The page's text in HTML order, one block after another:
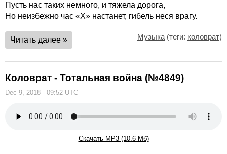
Пусть нас таких немного, и тяжела дорога,
Но неизбежно час «Х» настанет, гибель неся врагу.
Читать далее » Музыка(теги: коловрат)
Коловрат - Тотальная война (№4849)
Dec 9, 2018 - 09:52 UTC
Скачать MP3 (10.6 Мб)